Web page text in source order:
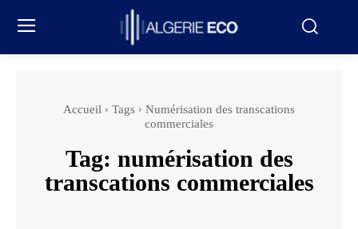
Accueil Tags
Numérisation des transcations
commerciales
Tag: numérisation des
transcations commerciales